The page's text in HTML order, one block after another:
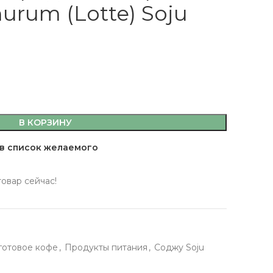
мука, кляр
масла
кляр
(Lotte) Soju
В КОРЗИНУ
список желаемого
сейчас!
кофе , Продукты питания , Соджу Soju